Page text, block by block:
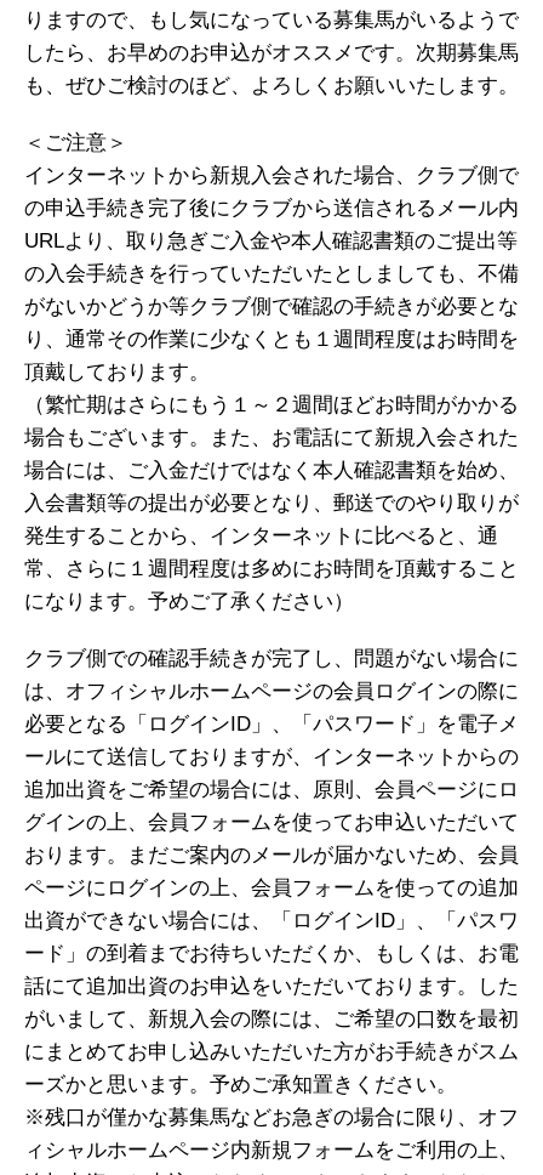
りますので、もし気になっている募集馬がいるようで
したら、お早めのお申込がオススメです。次期募集馬
も、ぜひご検討のほど、よろしくお願いいたします。
＜ご注意＞
インターネットから新規入会された場合、クラブ側で
の申込手続き完了後にクラブから送信されるメール内
URLより、取り急ぎご入金や本人確認書類のご提出等
の入会手続きを行っていただいたとしましても、不備
がないかどうか等クラブ側で確認の手続きが必要とな
り、通常その作業に少なくとも１週間程度はお時間を
頂戴しております。
（繁忙期はさらにもう１～２週間ほどお時間がかかる
場合もございます。また、お電話にて新規入会された
場合には、ご入金だけではなく本人確認書類を始め、
入会書類等の提出が必要となり、郵送でのやり取りが
発生することから、インターネットに比べると、通
常、さらに１週間程度は多めにお時間を頂戴すること
になります。予めご了承ください）
クラブ側での確認手続きが完了し、問題がない場合に
は、オフィシャルホームページの会員ログインの際に
必要となる「ログインID」、「パスワード」を電子メ
ールにて送信しておりますが、インターネットからの
追加出資をご希望の場合には、原則、会員ページにロ
グインの上、会員フォームを使ってお申込いただいて
おります。まだご案内のメールが届かないため、会員
ページにログインの上、会員フォームを使っての追加
出資ができない場合には、「ログインID」、「パスワ
ード」の到着までお待ちいただくか、もしくは、お電
話にて追加出資のお申込をいただいております。した
がいまして、新規入会の際には、ご希望の口数を最初
にまとめてお申し込みいただいた方がお手続きがスム
ーズかと思います。予めご承知置きください。
※残口が僅かな募集馬などお急ぎの場合に限り、オフ
ィシャルホームページ内新規フォームをご利用の上、